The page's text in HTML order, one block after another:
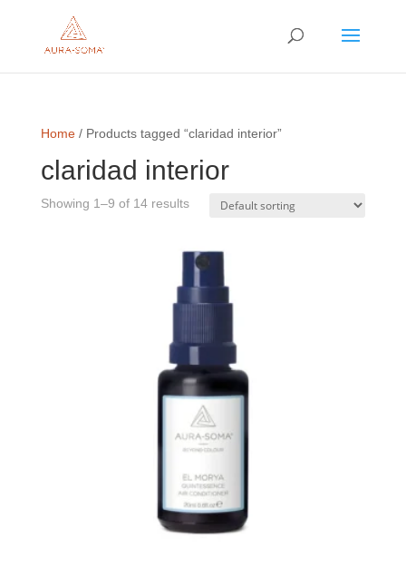
Home/ Products tagged “claridad interior”
claridad interior
Showing 1–9 of 14 results